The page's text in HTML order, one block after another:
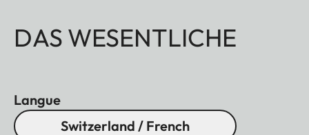
DAS WESENTLICHE
Langue
Switzerland / French